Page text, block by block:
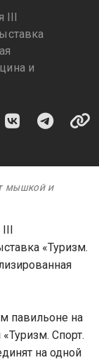
III
и
МЫШКОЙ И
III
«Туризм.
павильоне на
Спорт.
на одной